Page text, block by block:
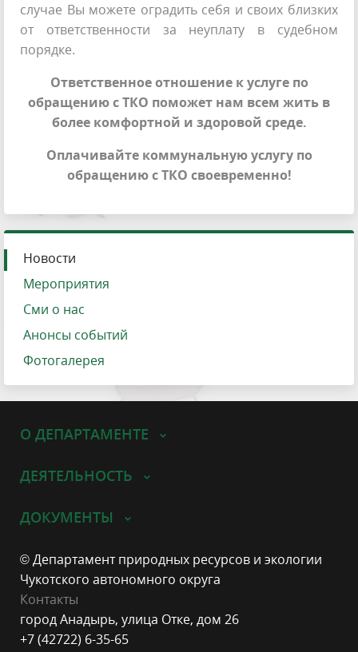
случае Вы можете оградить себя и своих близких
от ответственности за неуплату в судебном
порядке.
Ответственное отношение к услуге по
обращению с ТКО поможет нам всем жить в
более комфортной и здоровой среде.
Оплачивайте коммунальную услугу по
обращению с ТКО своевременно!
Новости
Мероприятия
Сми о нас
Анонсы событий
Фотогалерея
О ДЕПАРТАМЕНТЕ
ДЕЯТЕЛЬНОСТЬ
ДОКУМЕНТЫ
© Департамент природных ресурсов и экологии
Чукотского автономного округа
Контакты
город Анадырь, улица Отке, дом 26
+7 (42722) 6-35-65